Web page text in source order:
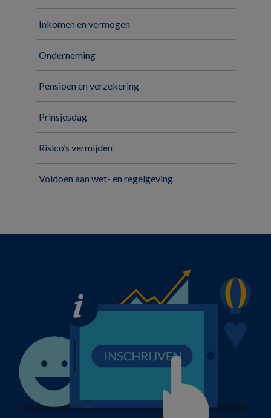
Inkomen en vermogen
Onderneming
Pensioen en verzekering
Prinsjesdag
Risico’s vermijden
Voldoen aan wet- en regelgeving